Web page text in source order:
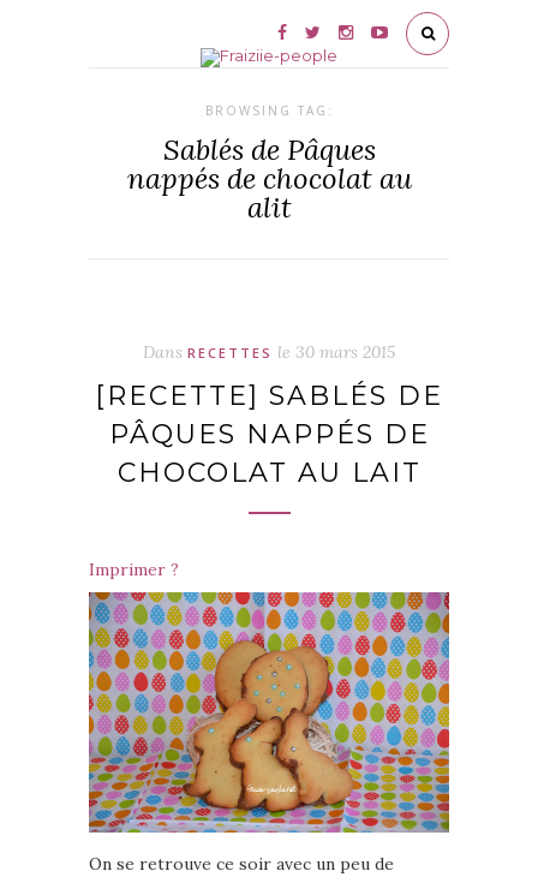
BROWSING TAG:
Sablés de Pâques
nappés de chocolat au
alit
Dans RECETTES le 30 mars 2015
[RECETTE] SABLÉS DE
PÂQUES NAPPÉS DE
CHOCOLAT AU LAIT
Imprimer ?
On se retrouve ce soir avec un peu de